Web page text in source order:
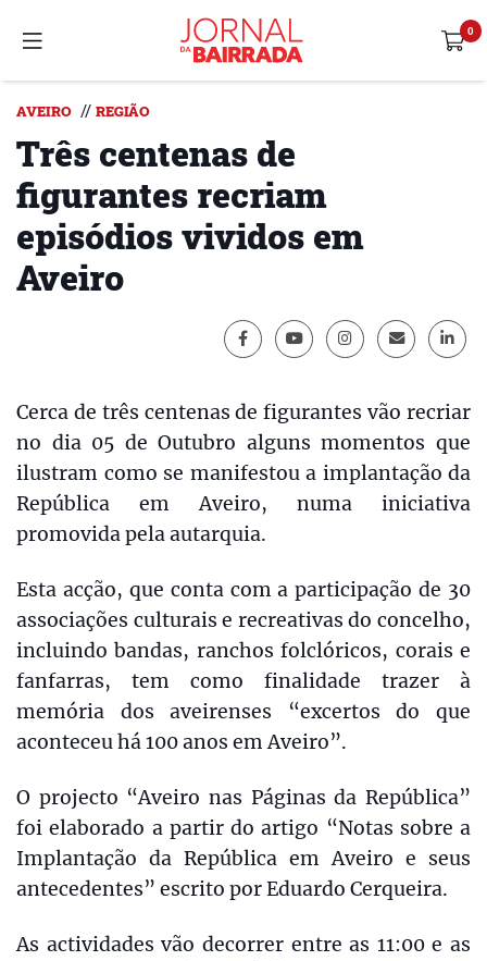
AVEIRO // REGIÃO
Três centenas de
figurantes recriam
episódios vividos em
Aveiro
Cerca de três centenas de figurantes vão recriar
no dia 05 de Outubro alguns momentos que
ilustram como se manifestou a implantação da
República em Aveiro, numa iniciativa
promovida pela autarquia.
Esta acção, que conta com a participação de 30
associações culturais e recreativas do concelho,
incluindo bandas, ranchos folclóricos, corais e
fanfarras, tem como finalidade trazer à
memória dos aveirenses “excertos do que
aconteceu há 100 anos em Aveiro”.
O projecto “Aveiro nas Páginas da República”
foi elaborado a partir do artigo “Notas sobre a
Implantação da República em Aveiro e seus
antecedentes” escrito por Eduardo Cerqueira.
As actividades vão decorrer entre as 11:00 e as